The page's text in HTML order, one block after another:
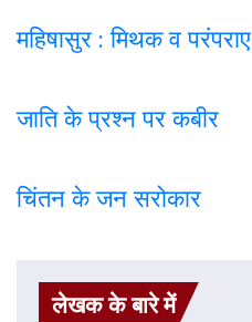
महिषासुर : मिथक व परंपराए
जाति के प्रश्न पर कबीर
चिंतन के जन सरोकार
लेखक के बारे में